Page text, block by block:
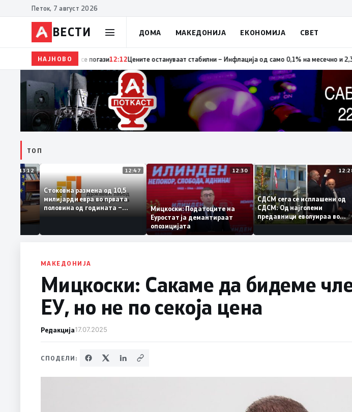
Петок, 7 август 2026
ВЕСТИ ДОМА МАКЕДОНИЈА ЕКОНОМИЈА СВЕТ
НАЈНОВО 12:28Владата не отстапува – историјата и идентитетот се црвената линија која нема да
ТОП
13:12
со
12:47
Стоковна размена од 10,5
милијарди евра во првата
половина од годината –
12:30
Мицкоски: Податоците на
Еуростат ја демантираат
опозицијата
СДСМ сега се исплашени од
СДСМ: Од најголеми
предавници еволуираа во
најголеми патриоти
МАКЕДОНИЈА
Мицкоски: Сакаме да бидеме
ЕУ, но не по секоја цена
Редакција17.07.2025
СПОДЕЛИ: